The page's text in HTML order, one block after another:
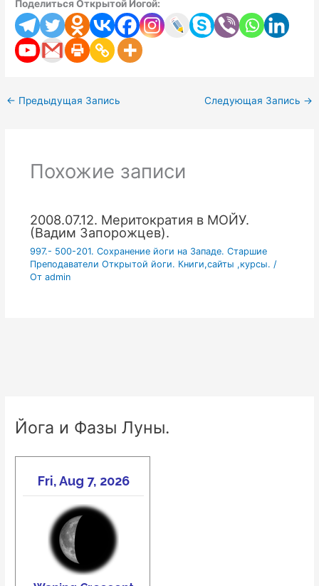
Поделиться Открытой Йогой:
← Предыдущая Запись Следующая Запись →
Похожие записи
2008.07.12. Меритократия в МОЙУ.
(Вадим Запорожцев).
997.- 500-201. Сохранение йоги на Западе. Старшие
Преподаватели Открытой йоги. Книги,сайты ,курсы. /
От admin
Йога и Фазы Луны.